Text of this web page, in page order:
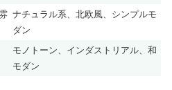
ナチュラル系、北欧風、シンプルモ
ダン
モノトーン、インダストリアル、和
モダン